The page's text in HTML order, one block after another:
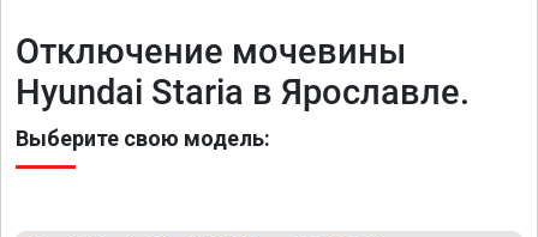
Отключение мочевины
Hyundai Staria в Ярославле.
Выберите свою модель: